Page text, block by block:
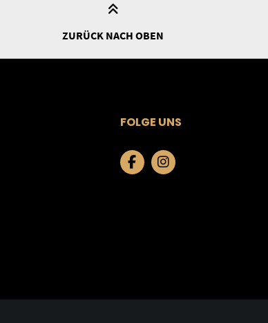
ZURÜCK NACH OBEN
FOLGE UNS